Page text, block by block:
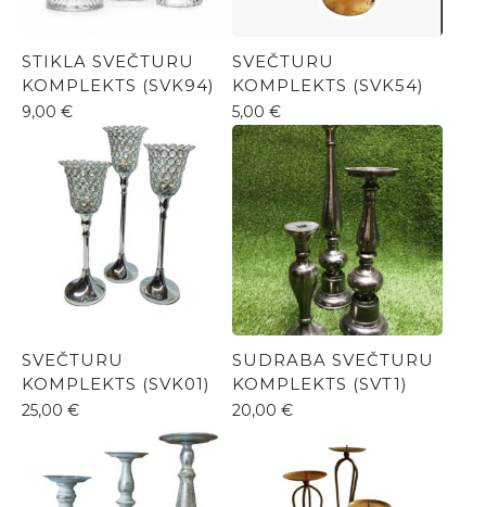
STIKLA SVEČTURU
KOMPLEKTS (SVK94)
9,00 €
SVEČTURU
KOMPLEKTS (SVK54)
5,00 €
SVEČTURU
KOMPLEKTS (SVK01)
25,00 €
SUDRABA SVEČTURU
KOMPLEKTS (SVT1)
20,00 €